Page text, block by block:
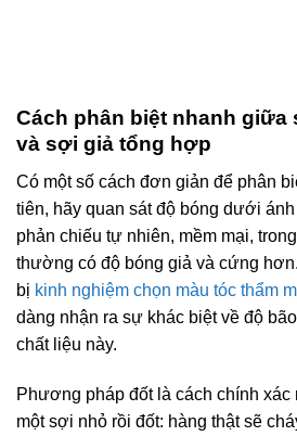
Cách phân biệt nhanh giữa
và sợi giả tổng hợp
Có một số cách đơn giản để phân
tiên, hãy quan sát độ bóng dưới
phản chiếu tự nhiên, mềm mại,
thường có độ bóng giả và cứng
bị kinh nghiệm chọn màu tóc thẩm
dàng nhận ra sự khác biệt về độ
chất liệu này.
Phương pháp đốt là cách chính xác
một sợi nhỏ rồi đốt: hàng thật sẽ